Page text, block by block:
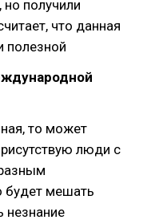
получили
что данная
полезной
то может
люди с
будет мешать
незнание